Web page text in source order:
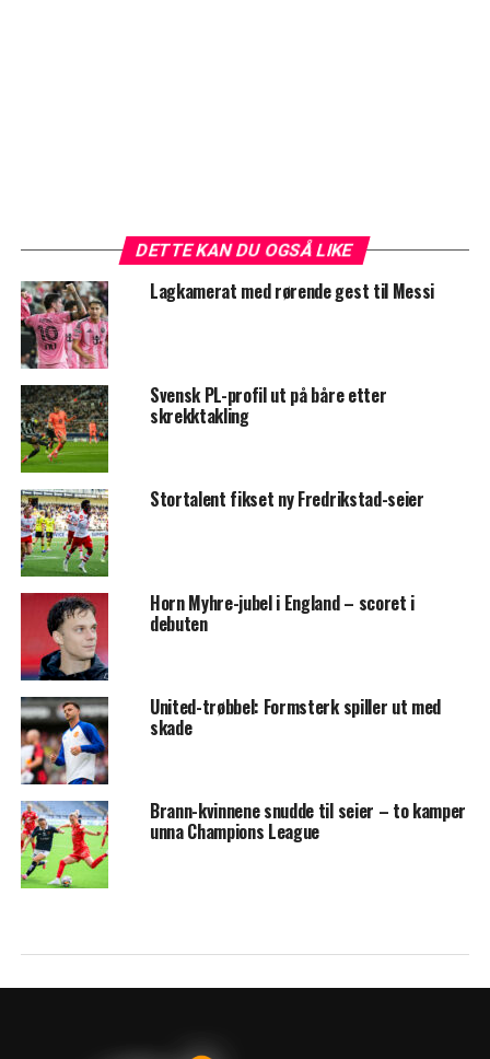
DETTE KAN DU OGSÅ LIKE
Lagkamerat med rørende gest til Messi
Svensk PL-profil ut på båre etter
skrekktakling
Stortalent fikset ny Fredrikstad-seier
Horn Myhre-jubel i England – scoret i
debuten
United-trøbbel: Formsterk spiller ut med
skade
Brann-kvinnene snudde til seier – to kamper
unna Champions League